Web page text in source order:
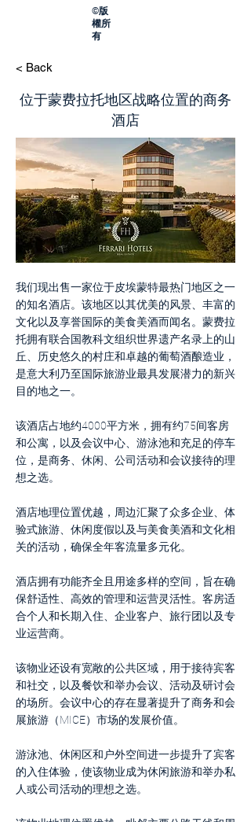
©版
權所
有
< Back
位于蒙费拉托地区战略位置的商务
酒店
我们现出售一家位于皮埃蒙特最热门地区之一
的知名酒店。该地区以其优美的风景、丰富的
文化以及享誉国际的美食美酒而闻名。蒙费拉
托拥有联合国教科文组织世界遗产名录上的山
丘、历史悠久的村庄和卓越的葡萄酒酿造业，
是意大利乃至国际旅游业最具发展潜力的新兴
目的地之一。
该酒店占地约4000平方米，拥有约75间客房
和公寓，以及会议中心、游泳池和充足的停车
位，是商务、休闲、公司活动和会议接待的理
想之选。
酒店地理位置优越，周边汇聚了众多企业、体
验式旅游、休闲度假以及与美食美酒和文化相
关的活动，确保全年客流量多元化。
酒店拥有功能齐全且用途多样的空间，旨在确
保舒适性、高效的管理和运营灵活性。客房适
合个人和长期入住、企业客户、旅行团以及专
业运营商。
该物业还设有宽敞的公共区域，用于接待宾客
和社交，以及餐饮和举办会议、活动及研讨会
的场所。会议中心的存在显著提升了商务和会
展旅游（MICE）市场的发展价值。
游泳池、休闲区和户外空间进一步提升了宾客
的入住体验，使该物业成为休闲旅游和举办私
人或公司活动的理想之选。